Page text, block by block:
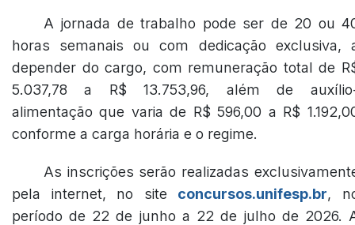
A jornada de trabalho pode ser de 20 ou
horas semanais ou com dedicação exclusiva,
depender do cargo, com remuneração total de
5.037,78 a R$ 13.753,96, além de
alimentação que varia de R$ 596,00 a R$
conforme a carga horária e o regime.
As inscrições serão realizadas
pela internet, no site concursos.unifesp.br,
período de 22 de junho a 22 de julho de 2026.